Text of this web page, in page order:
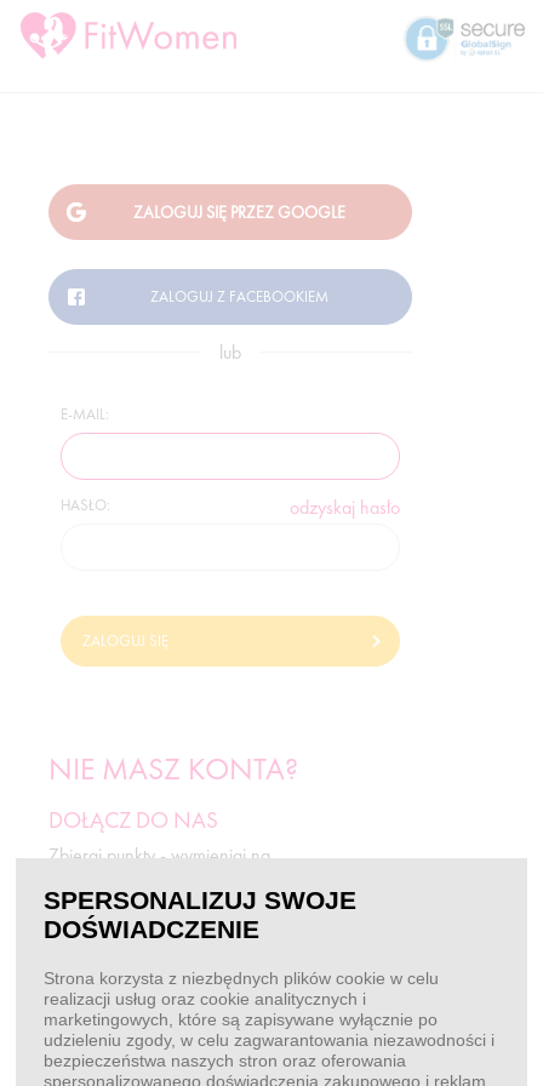
lub
E-MAIL:
HASŁO: odzyskaj hasło
ZALOGUJ SIĘ
NIE MASZ KONTA?
DOŁĄCZ DO NAS
Zbieraj punkty - wymieniaj na
ZAREJESTRUJ SIĘ
BEZ LOGOWANIA
Chcę złożyć zamówienie
SPERSONALIZUJ SWOJE
DOŚWIADCZENIE
Strona korzysta z niezbędnych plików cookie w celu
realizacji usług oraz cookie analitycznych i
marketingowych, które są zapisywane wyłącznie po
udzieleniu zgody, w celu zagwarantowania niezawodności i
bezpieczeństwa naszych stron oraz oferowania
spersonalizowanego doświadczenia zakupowego i reklam.